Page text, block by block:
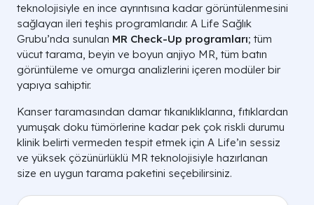
teknolojisiyle en ince ayrıntısına kadar görüntülenmesini
sağlayan ileri teşhis programlarıdır. A Life Sağlık
Grubu’nda sunulan MR Check-Up programları; tüm
vücut tarama, beyin ve boyun anjiyo MR, tüm batın
görüntüleme ve omurga analizlerini içeren modüler bir
yapıya sahiptir.
Kanser taramasından damar tıkanıklıklarına, fıtıklardan
yumuşak doku tümörlerine kadar pek çok riskli durumu
klinik belirti vermeden tespit etmek için A Life’ın sessiz
ve yüksek çözünürlüklü MR teknolojisiyle hazırlanan
size en uygun tarama paketini seçebilirsiniz.